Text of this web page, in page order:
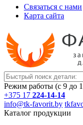
Связаться с нами
Карта сайта
Режим работы (с 9 до
+375 17 224-14-14
info@tk-favorit.by
Каталог продукции